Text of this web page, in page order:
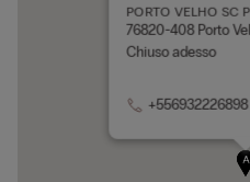
A
PORTO VELHO SC
76820-408 Porto
Chiuso adesso
+556932226898